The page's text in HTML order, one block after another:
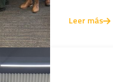
Leer más